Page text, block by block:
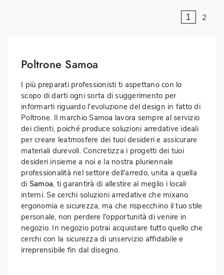
1 2
Poltrone Samoa
I più preparati professionisti ti aspettano con lo
scopo di darti ogni sorta di suggerimento per
informarti riguardo l'evoluzione del design in fatto di
Poltrone. Il marchio Samoa lavora sempre al servizio
dei clienti, poiché produce soluzioni arredative ideali
per creare leatmosfere dei tuoi desideri e assicurare
materiali durevoli. Concretizza i progetti dei tuoi
desideri insieme a noi e la nostra pluriennale
professionalità nel settore dell'arredo, unita a quella
di Samoa, ti garantirà di allestire al meglio i locali
interni. Se cerchi soluzioni arredative che mixano
ergonomia e sicurezza, ma che rispecchino il tuo stile
personale, non perdere l'opportunità di venire in
negozio. In negozio potrai acquistare tutto quello che
cerchi con la sicurezza di unservizio affidabile e
irreprensibile fin dal disegno.